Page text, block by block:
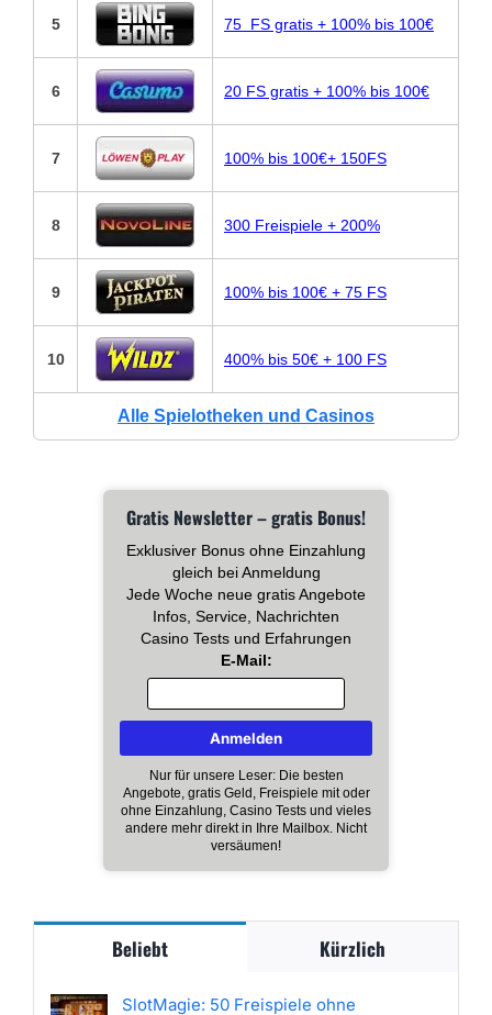
5 75 FS gratis + 100% bis 100€
6 20 FS gratis + 100% bis 100€
7 100% bis 100€+ 150FS
8 300 Freispiele + 200%
9 100% bis 100€ + 75 FS
10 400% bis 50€ + 100 FS
Alle Spielotheken und Casinos
Gratis Newsletter – gratis Bonus!
Exklusiver Bonus ohne Einzahlung
gleich bei Anmeldung
Jede Woche neue gratis Angebote
Infos, Service, Nachrichten
Casino Tests und Erfahrungen
E-Mail:
Nur für unsere Leser: Die besten
Angebote, gratis Geld, Freispiele mit oder
ohne Einzahlung, Casino Tests und vieles
andere mehr direkt in Ihre Mailbox. Nicht
versäumen!
Beliebt Kürzlich
SlotMagie: 50 Freispiele ohne